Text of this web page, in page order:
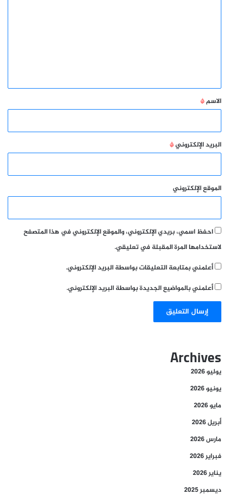
*
الاسم*
البريد الإلكتروني*
الموقع الإلكتروني
احفظ اسمي، بريدي الإلكتروني، والموقع الإلكتروني في هذا المتصفح
لاستخدامها المرة المقبلة في تعليقي.
أعلمني بمتابعة التعليقات بواسطة البريد الإلكتروني.
أعلمني بالمواضيع الجديدة بواسطة البريد الإلكتروني.
Archives
يوليو 2026
يونيو 2026
مايو 2026
أبريل 2026
مارس 2026
فبراير 2026
يناير 2026
ديسمبر 2025